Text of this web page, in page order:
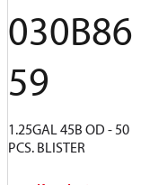
030B86
59
1.25GAL 45B OD - 50
PCS. BLISTER